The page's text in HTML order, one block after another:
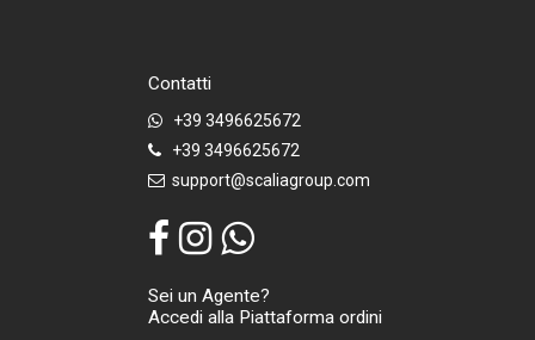
Contatti
+39 3496625672
+39 3496625672
support@scaliagroup.com
Sei un Agente?
Accedi alla Piattaforma ordini